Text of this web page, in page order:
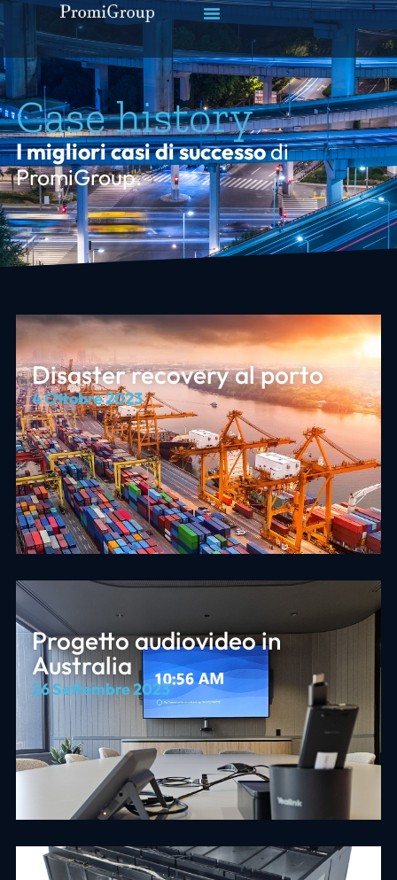
Case history
I migliori casi di successodi
PromiGroup.
Disaster recovery al porto
4 Ottobre 2023
Progetto audiovideo in
Australia
26 Settembre 2023